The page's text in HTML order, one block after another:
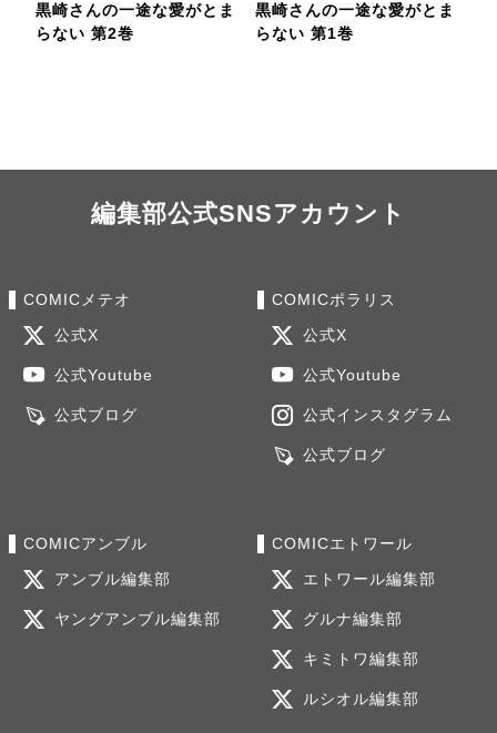
黒崎さんの一途な愛がとま
らない 第2巻
黒崎さんの一途な愛がとま
らない 第1巻
編集部公式SNSアカウント
COMICメテオ
公式X
公式Youtube
公式ブログ
COMICポラリス
公式X
公式Youtube
公式インスタグラム
公式ブログ
COMICアンブル
アンブル編集部
ヤングアンブル編集部
COMICエトワール
エトワール編集部
グルナ編集部
キミトワ編集部
ルシオル編集部